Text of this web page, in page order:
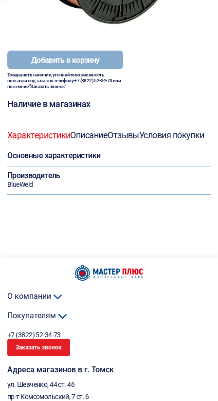
Добавить в корзину
Товара нет в наличии, уточняйте возможность
поставки под заказ по телефону+7 (3822) 52-34-73или
по кнопке "Заказать звонок"
Наличие в магазинах
ХарактеристикиОписаниеОтзывыУсловия покупки
Основные характеристики
Производитель
BlueWeld
О компании
Покупателям
+7 (3822) 52-34-73
Заказать звонок
Адреса магазинов в г. Томск
ул. Шевченко, 44 ст. 46
пр-т Комсомольский, 7 ст. 6